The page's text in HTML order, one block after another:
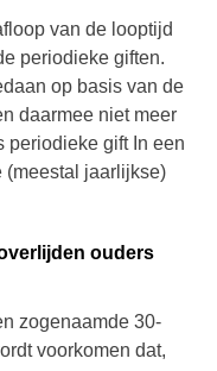
van de looptijd
periodieke giften.
op basis van de
daarmee niet meer
periodieke gift In een
(meestal jaarlijkse)
ouders
zogenaamde 30-
voorkomen dat,